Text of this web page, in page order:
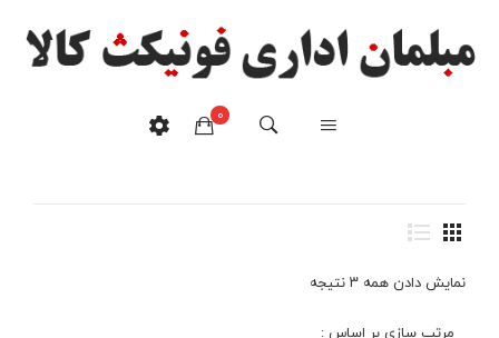
0
صندلی اداری
نمایش دادن همه ۳ نتیجه
مرتب سازی بر اساس :